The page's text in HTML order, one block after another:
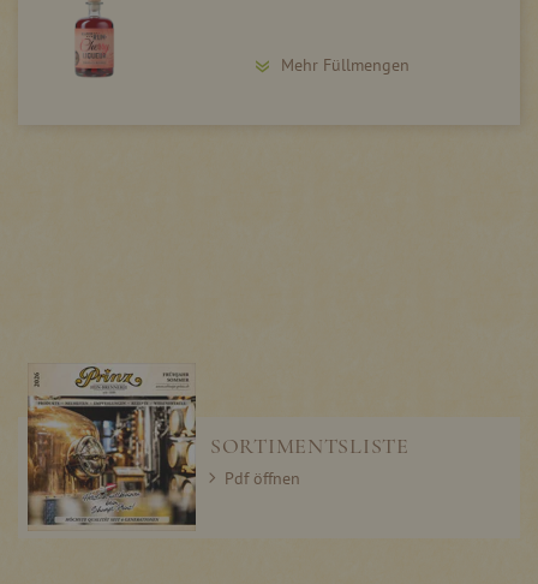
Mehr Füllmengen
SORTIMENTSLISTE
Pdf öffnen